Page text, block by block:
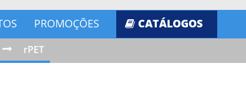
PROMOÇÕES CATÁLOGOS
rPET